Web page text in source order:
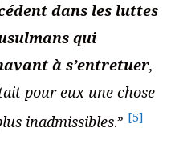
dans les luttes
qui
à s’entretuer,
pour eux une chose
inadmissibles.” [5]